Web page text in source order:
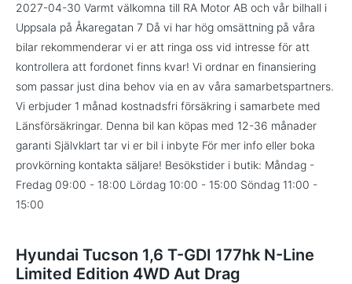
2027-04-30 Varmt välkomna till RA Motor AB och vår bilhall i
Uppsala på Åkaregatan 7 Då vi har hög omsättning på våra
bilar rekommenderar vi er att ringa oss vid intresse för att
kontrollera att fordonet finns kvar! Vi ordnar en finansiering
som passar just dina behov via en av våra samarbetspartners.
Vi erbjuder 1 månad kostnadsfri försäkring i samarbete med
Länsförsäkringar. Denna bil kan köpas med 12-36 månader
garanti Självklart tar vi er bil i inbyte För mer info eller boka
provkörning kontakta säljare! Besökstider i butik: Måndag -
Fredag 09:00 - 18:00 Lördag 10:00 - 15:00 Söndag 11:00 -
15:00
Hyundai Tucson 1,6 T-GDI 177hk N-Line
Limited Edition 4WD Aut Drag